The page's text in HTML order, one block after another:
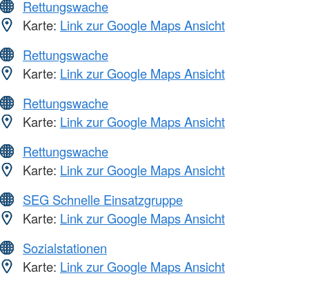
Rettungswache
Karte: Link zur Google Maps Ansicht
Rettungswache
Karte: Link zur Google Maps Ansicht
Rettungswache
Karte: Link zur Google Maps Ansicht
Rettungswache
Karte: Link zur Google Maps Ansicht
SEG Schnelle Einsatzgruppe
Karte: Link zur Google Maps Ansicht
Sozialstationen
Karte: Link zur Google Maps Ansicht